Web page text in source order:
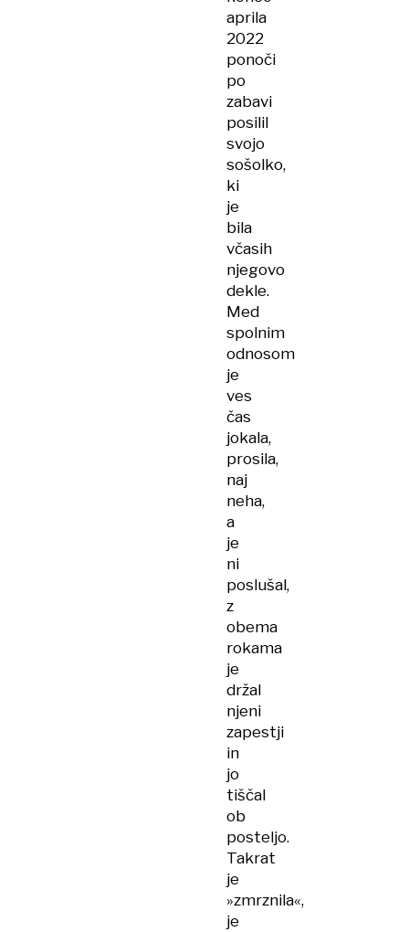
aprila
2022
ponoči
po
zabavi
posilil
svojo
sošolko,
ki
je
bila
včasih
njegovo
dekle.
Med
spolnim
odnosom
je
ves
čas
jokala,
prosila,
naj
neha,
a
je
ni
poslušal,
z
obema
rokama
je
držal
njeni
zapestji
in
jo
tiščal
ob
posteljo.
Takrat
je
»zmrznila«,
je